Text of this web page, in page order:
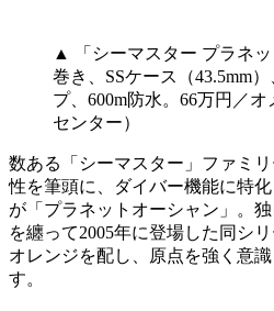
▲ 「シーマスター プラネ
巻き、SSケース（43.5mm
プ、600m防水。66万円／
センター）
数ある「シーマスター」ファミ
性を筆頭に、ダイバー機能に特
が「プラネットオーシャン」。
を纏って2005年に登場した同シ
オレンジを配し、原点を強く意
す。